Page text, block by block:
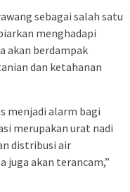
sebagai salah satu
menghadapi
akan berdampak
dan ketahanan
menjadi alarm bagi
merupakan urat nadi
distribusi air
juga akan terancam,”